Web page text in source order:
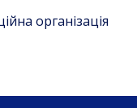
організація